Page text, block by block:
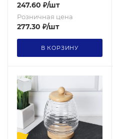
247.60 ₽/шт
Розничная цена
277.30 ₽/шт
В КОРЗИНУ